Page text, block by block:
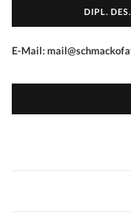
DIPL.
E-Mail: